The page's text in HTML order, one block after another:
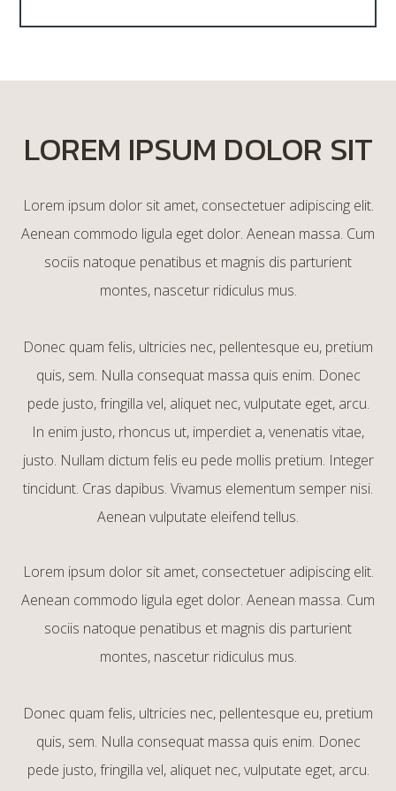
LOREM IPSUM DOLOR SIT
Lorem ipsum dolor sit amet, consectetuer adipiscing elit.
Aenean commodo ligula eget dolor. Aenean massa. Cum
sociis natoque penatibus et magnis dis parturient
montes, nascetur ridiculus mus.
Donec quam felis, ultricies nec, pellentesque eu, pretium
quis, sem. Nulla consequat massa quis enim. Donec
pede justo, fringilla vel, aliquet nec, vulputate eget, arcu.
In enim justo, rhoncus ut, imperdiet a, venenatis vitae,
justo. Nullam dictum felis eu pede mollis pretium. Integer
tincidunt. Cras dapibus. Vivamus elementum semper nisi.
Aenean vulputate eleifend tellus.
Lorem ipsum dolor sit amet, consectetuer adipiscing elit.
Aenean commodo ligula eget dolor. Aenean massa. Cum
sociis natoque penatibus et magnis dis parturient
montes, nascetur ridiculus mus.
Donec quam felis, ultricies nec, pellentesque eu, pretium
quis, sem. Nulla consequat massa quis enim. Donec
pede justo, fringilla vel, aliquet nec, vulputate eget, arcu.